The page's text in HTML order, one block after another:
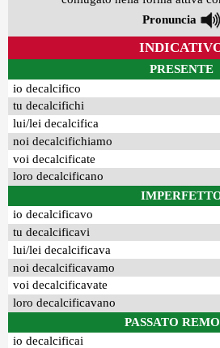
Pronuncia
PRESENTE
io decalcifico
tu decalcifichi
lui/lei decalcifica
noi decalcifichiamo
voi decalcificate
loro decalcificano
io decalcificavo
tu decalcificavi
lui/lei decalcificava
noi decalcificavamo
voi decalcificavate
loro decalcificavano
PASSATO
io decalcificai